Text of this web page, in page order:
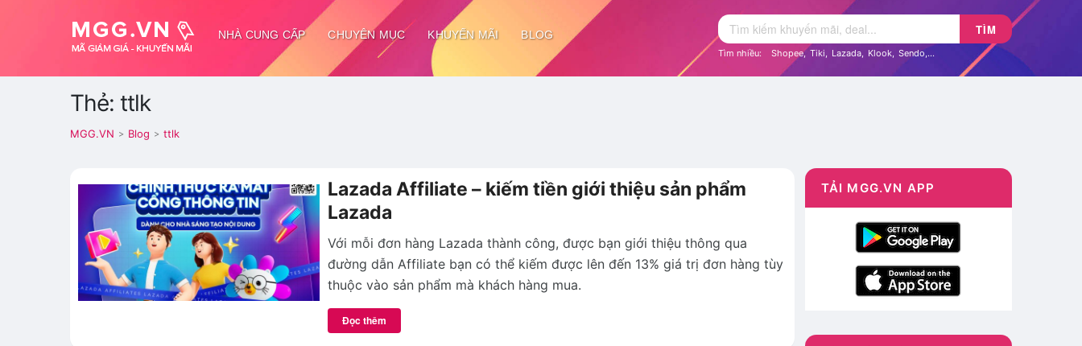
NHÀ CUNG CẤP CHUYÊN MỤC KHUYẾN MÃI BLOG TÌM
Tìm nhiều: Shopee, Tiki, Lazada, Klook, Sendo,...
Thẻ: ttlk
MGG.VN > Blog > ttlk
Lazada Affiliate – kiếm tiền giới thiệu sản phẩm
Lazada
Với mỗi đơn hàng Lazada thành công, được bạn giới thiệu thông qua
đường dẫn Affiliate bạn có thể kiếm được lên đến 13% giá trị đơn hàng tùy
thuộc vào sản phẩm mà khách hàng mua.
Đọc thêm
TẢI MGG.VN APP